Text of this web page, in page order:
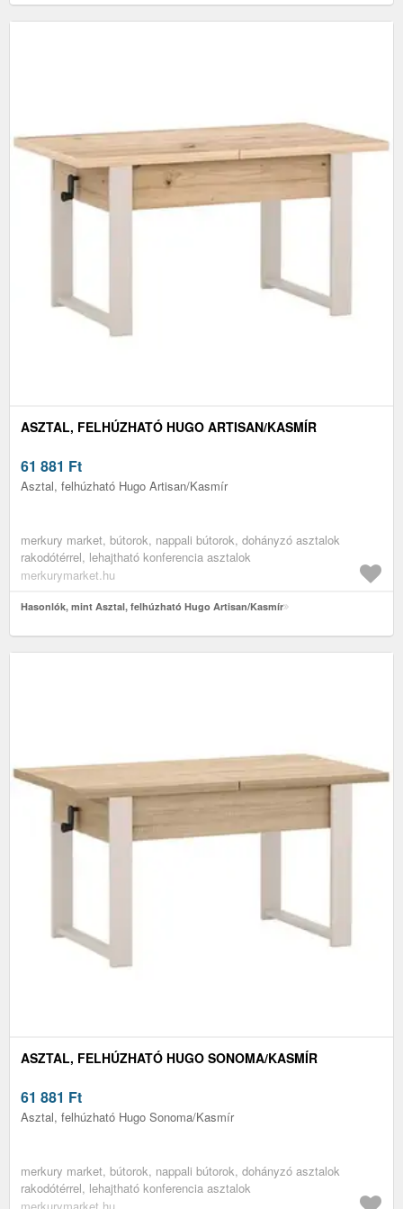
ASZTAL, FELHÚZHATÓ HUGO ARTISAN/KASMÍR
61 881 Ft
Asztal, felhúzható Hugo Artisan/Kasmír
merkury market, bútorok, nappali bútorok, dohányzó asztalok
rakodótérrel, lehajtható konferencia asztalok
merkurymarket.hu
Hasonlók, mint Asztal, felhúzható Hugo Artisan/Kasmír
ASZTAL, FELHÚZHATÓ HUGO SONOMA/KASMÍR
61 881 Ft
Asztal, felhúzható Hugo Sonoma/Kasmír
merkury market, bútorok, nappali bútorok, dohányzó asztalok
rakodótérrel, lehajtható konferencia asztalok